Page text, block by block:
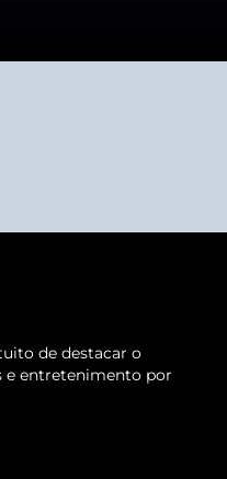
de destacar o
e entretenimento por